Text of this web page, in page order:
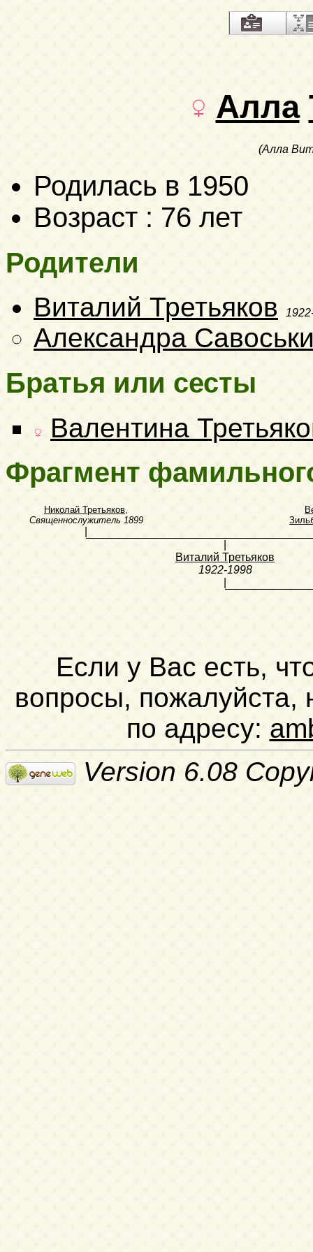
Алла
(Алла
Родилась в 1950
Возраст : 76 лет
Родители
Виталий Третьяков
Александра
Братья или сесты
Валентина
Фрагмент
Николай Третьяков,
Священнослужитель 1899
Виталий Третьяков
1922-1998
Если у Вас есть,
вопросы, пожалуйста,
по адресу:
Version 6.08